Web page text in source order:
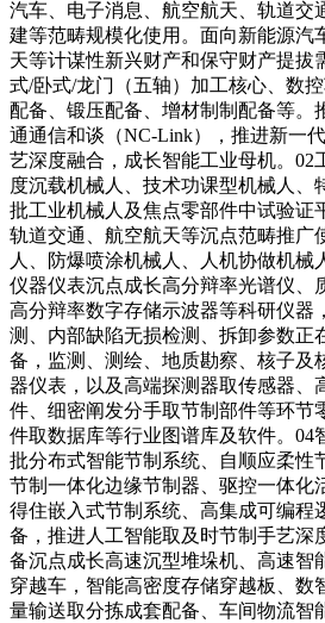
汽车、电子消息、航空航天、轨道交
建等范畴规模化使用。面向新能源汽
天等计谋性新兴财产和保守财产提拔
式/卧式/龙门（五轴）加工核心、数
配备、锻压配备、增材制制配备等。
通通信和谈（NC-Link），推进新一
艺深度融合，成长智能工业母机。02
度沉载机械人、技术功课型机械人、
批工业机械人及焦点零部件中试验证
轨道交通、航空航天等沉点范畴推广
人、防爆喷涂机械人、人机协做机械
仪器仪表沉点成长高分辩率光谱仪、
高分辩率数字存储示波器等科研仪器
测、内部缺陷无损检测、拆卸参数正
备，监测、测绘、地质勘察、核子及
器仪表，以及高端探测器取传感器、
件、细密阐发分手取节制部件等环节
件取数据库等行业图谱库及软件。04
批分布式智能节制系统、自顺应柔性
节制一体化边缘节制器、驱控一体化
得住嵌入式节制系统、高集成可编程
备，推进人工智能取及时节制手艺深
备沉点成长高速沉型堆垛机、高速智
穿越车，智能高密度存储穿越板、数
量输送取分拣成套配备、车间物流智